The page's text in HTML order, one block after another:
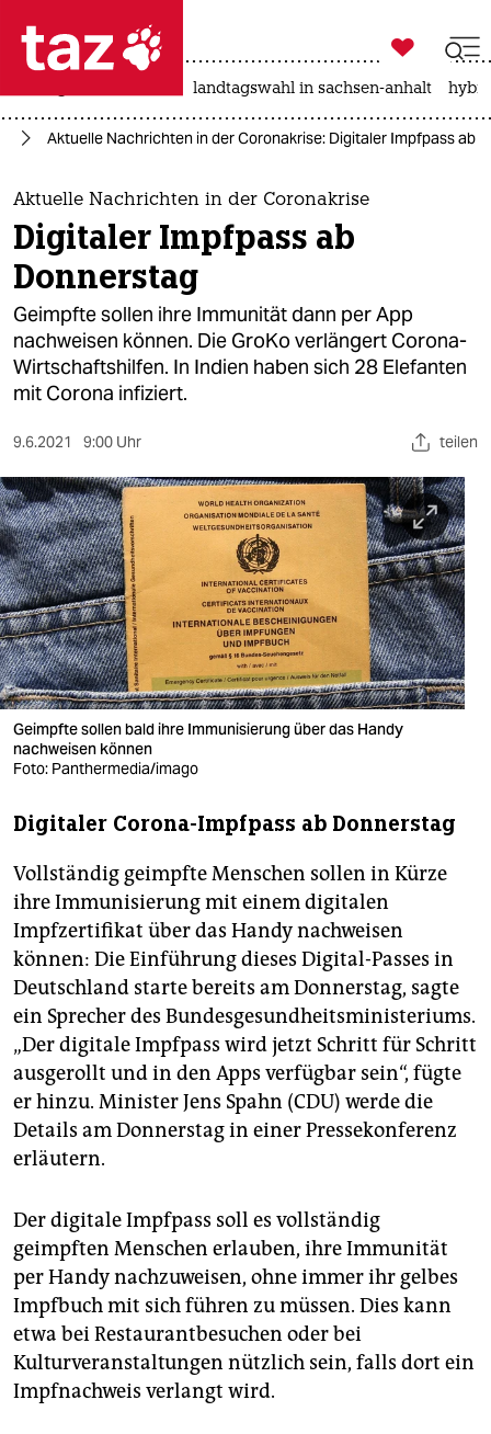
 taz zahl ich
taz zahl ich
themen
politik
öko
gesellschaft
kultur
sport
berlin
nord
wahrheit
verlag
verlag
veranstaltungen
shop
fragen & hilfe
abo
genossenschaft
epaper login

taz zahl ich
landtagswahl in sachsen-anhalt
Aktuelle Nachrichten in der Coronakrise: Digitaler Impfpass ab
Aktuelle Nachrichten in der Coronakrise
Digitaler Impfpass ab
Donnerstag
Geimpfte sollen ihre Immunität dann per App
nachweisen können. Die GroKo verlängert Corona-
Wirtschaftshilfen. In Indien haben sich 28 Elefanten
mit Corona infiziert.
9.6.2021 9:00 Uhr teilen
Geimpfte sollen bald ihre Immunisierung über das Handy
nachweisen können
Foto: Panthermedia/imago
Digitaler Corona-Impfpass ab Donnerstag
Vollständig geimpfte Menschen sollen in Kürze
ihre Immunisierung mit einem digitalen
Impfzertifikat über das Handy nachweisen
können: Die Einführung dieses Digital-Passes in
Deutschland starte bereits am Donnerstag, sagte
ein Sprecher des Bundesgesundheitsministeriums.
„Der digitale Impfpass wird jetzt Schritt für Schritt
ausgerollt und in den Apps verfügbar sein“, fügte
er hinzu. Minister Jens Spahn (CDU) werde die
Details am Donnerstag in einer Pressekonferenz
erläutern.
Der digitale Impfpass soll es vollständig
geimpften Menschen erlauben, ihre Immunität
per Handy nachzuweisen, ohne immer ihr gelbes
Impfbuch mit sich führen zu müssen. Dies kann
etwa bei Restaurantbesuchen oder bei
Kulturveranstaltungen nützlich sein, falls dort ein
Impfnachweis verlangt wird.